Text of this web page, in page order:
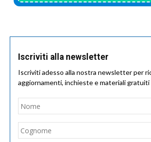
Iscriviti alla newsletter
Iscriviti adesso alla nostra newsletter per
aggiornamenti, inchieste e materiali gratuiti
Nome